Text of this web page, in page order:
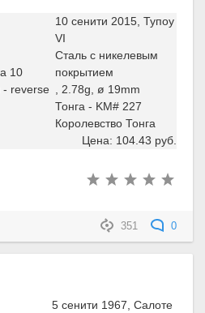
10 сенити 2015, Тупоу
VI
Сталь с никелевым
покрытием
, 2.78g, ø 19mm
Тонга - KM# 227
Королевство Тонга
Цена: 104.43 руб.
351 0
5 сенити 1967, Салоте